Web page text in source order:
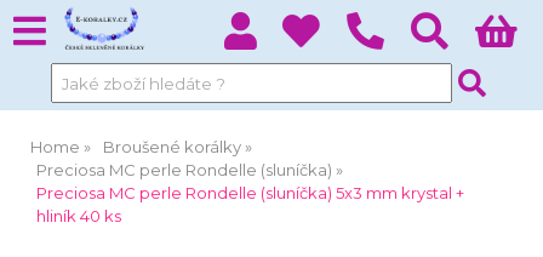
Home
Broušené korálky
Preciosa MC perle Rondelle (sluníčka)
Preciosa MC perle Rondelle (sluníčka) 5x3 mm krystal +
hliník 40 ks